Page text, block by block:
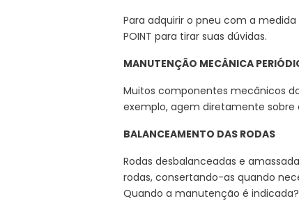
Para adquirir o pneu com a
POINT para tirar suas dúvidas.
MANUTENÇÃO MECÂNICA
Muitos componentes mecânicos
exemplo, agem diretamente sobre
BALANCEAMENTO DAS RODAS
Rodas desbalanceadas e
rodas, consertando-as quando
Quando a manutenção é